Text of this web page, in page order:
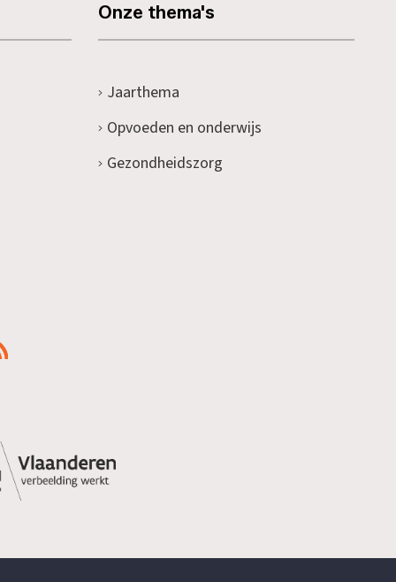
Onze thema's
Jaarthema
Opvoeden en onderwijs
Gezondheidszorg